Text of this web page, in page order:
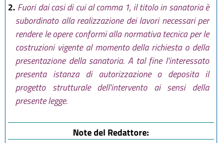
2. Fuori dai casi di cui al comma 1, il titolo in sanatoria è
subordinato alla realizzazione dei lavori necessari per
rendere le opere conformi alla normativa tecnica per le
costruzioni vigente al momento della richiesta o della
presentazione della sanatoria. A tal fine l'interessato
presenta istanza di autorizzazione o deposita il
progetto strutturale dell'intervento ai sensi della
presente legge.
Note del Redattore: